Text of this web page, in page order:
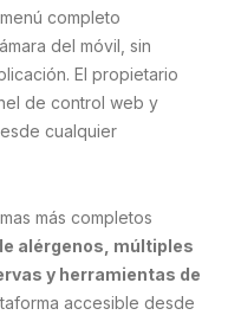
completo
del móvil, sin
El propietario
de control web y
cualquier
más completos
alérgenos, múltiples
y herramientas de
accesible desde